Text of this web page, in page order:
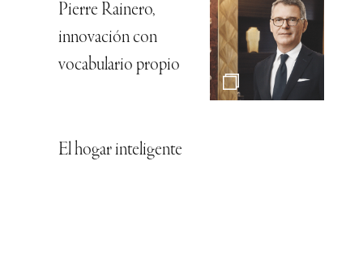
Pierre Rainero,
innovación con
vocabulario propio
El hogar inteligente